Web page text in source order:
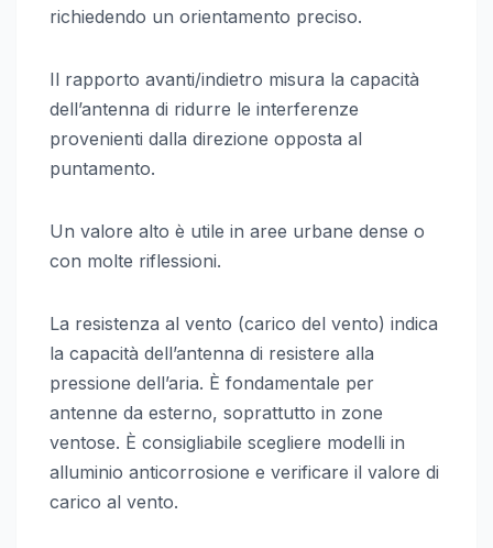
richiedendo un orientamento preciso.
Il rapporto avanti/indietro misura la capacità
dell’antenna di ridurre le interferenze
provenienti dalla direzione opposta al
puntamento.
Un valore alto è utile in aree urbane dense o
con molte riflessioni.
La resistenza al vento (carico del vento) indica
la capacità dell’antenna di resistere alla
pressione dell’aria. È fondamentale per
antenne da esterno, soprattutto in zone
ventose. È consigliabile scegliere modelli in
alluminio anticorrosione e verificare il valore di
carico al vento.